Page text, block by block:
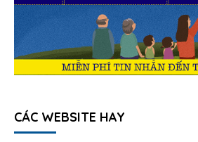
CÁC WEBSITE HAY